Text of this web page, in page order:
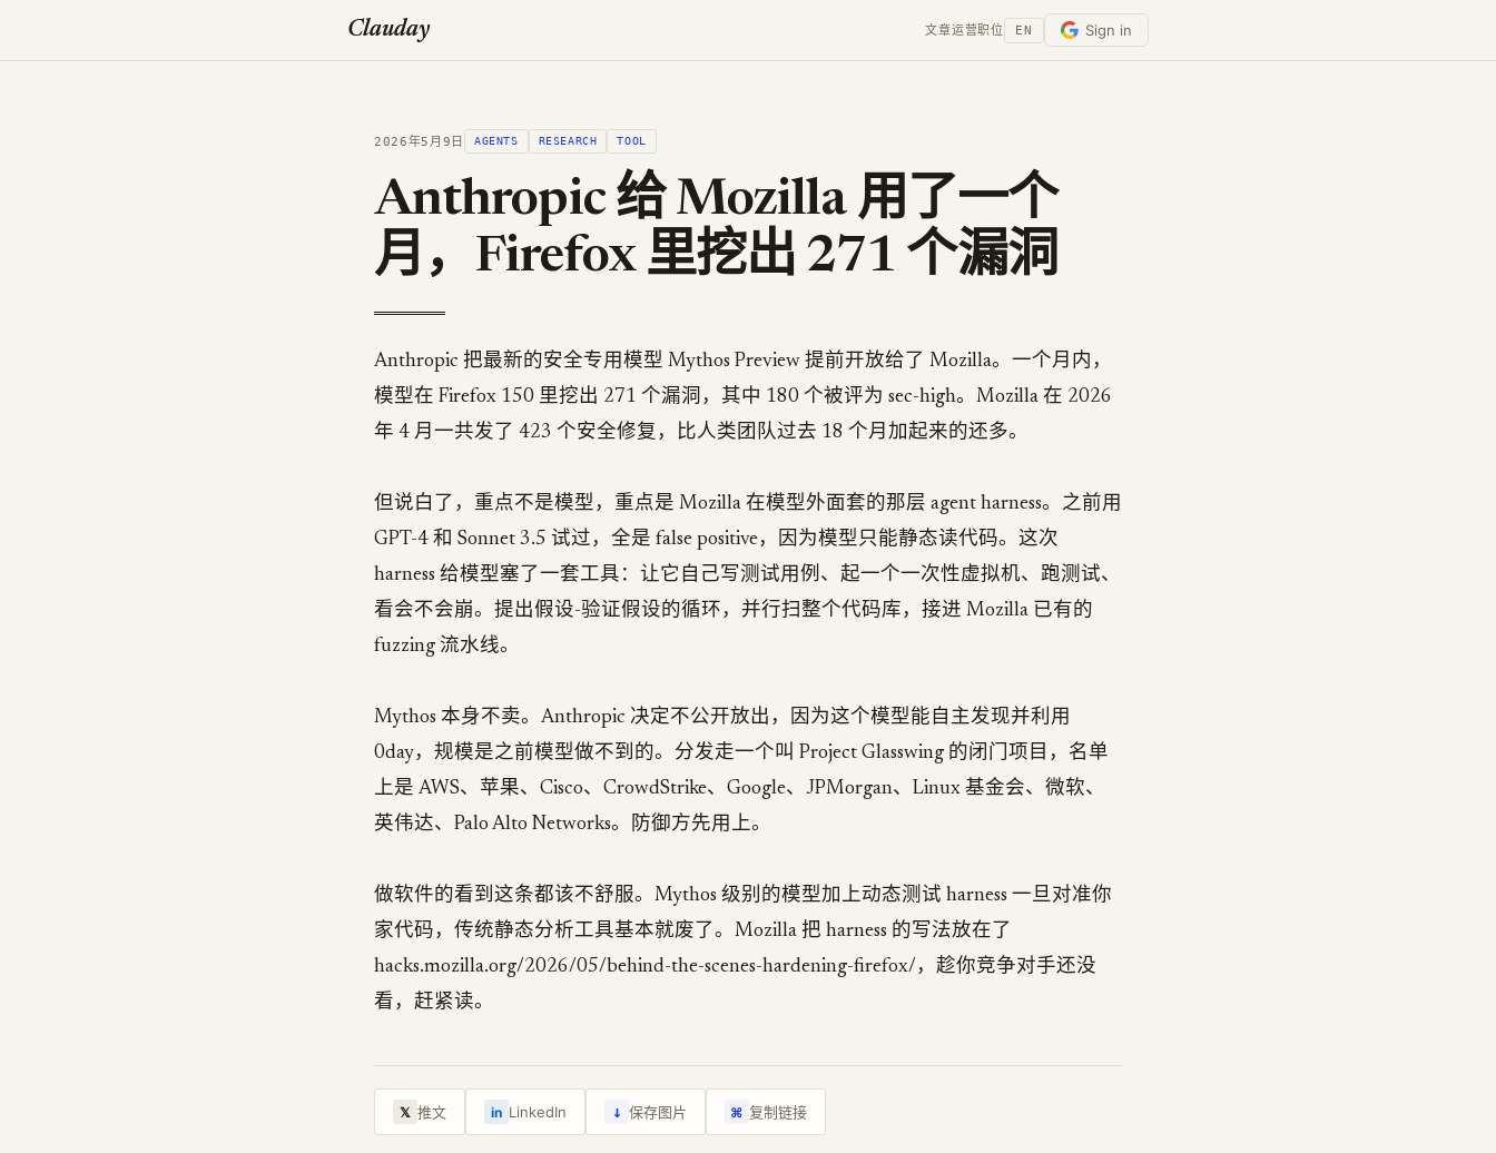
Clauday 文章运营职位 EN Sign in
2026年5月9日 AGENTS RESEARCH TOOL
Anthropic 给 Mozilla 用了一个
月，Firefox 里挖出 271 个漏洞
Anthropic 把最新的安全专用模型 Mythos Preview 提前开放给了 Mozilla。一个月内，
模型在 Firefox 150 里挖出 271 个漏洞，其中 180 个被评为 sec-high。Mozilla 在 2026
年 4 月一共发了 423 个安全修复，比人类团队过去 18 个月加起来的还多。
但说白了，重点不是模型，重点是 Mozilla 在模型外面套的那层 agent harness。之前用
GPT-4 和 Sonnet 3.5 试过，全是 false positive，因为模型只能静态读代码。这次
harness 给模型塞了一套工具：让它自己写测试用例、起一个一次性虚拟机、跑测试、
看会不会崩。提出假设-验证假设的循环，并行扫整个代码库，接进 Mozilla 已有的
fuzzing 流水线。
Mythos 本身不卖。Anthropic 决定不公开放出，因为这个模型能自主发现并利用
0day，规模是之前模型做不到的。分发走一个叫 Project Glasswing 的闭门项目，名单
上是 AWS、苹果、Cisco、CrowdStrike、Google、JPMorgan、Linux 基金会、微软、
英伟达、Palo Alto Networks。防御方先用上。
做软件的看到这条都该不舒服。Mythos 级别的模型加上动态测试 harness 一旦对准你
家代码，传统静态分析工具基本就废了。Mozilla 把 harness 的写法放在了
hacks.mozilla.org/2026/05/behind-the-scenes-hardening-firefox/，趁你竞争对手还没
看，赶紧读。
𝕏 推文 in LinkedIn ↓ 保存图片 ⌘ 复制链接